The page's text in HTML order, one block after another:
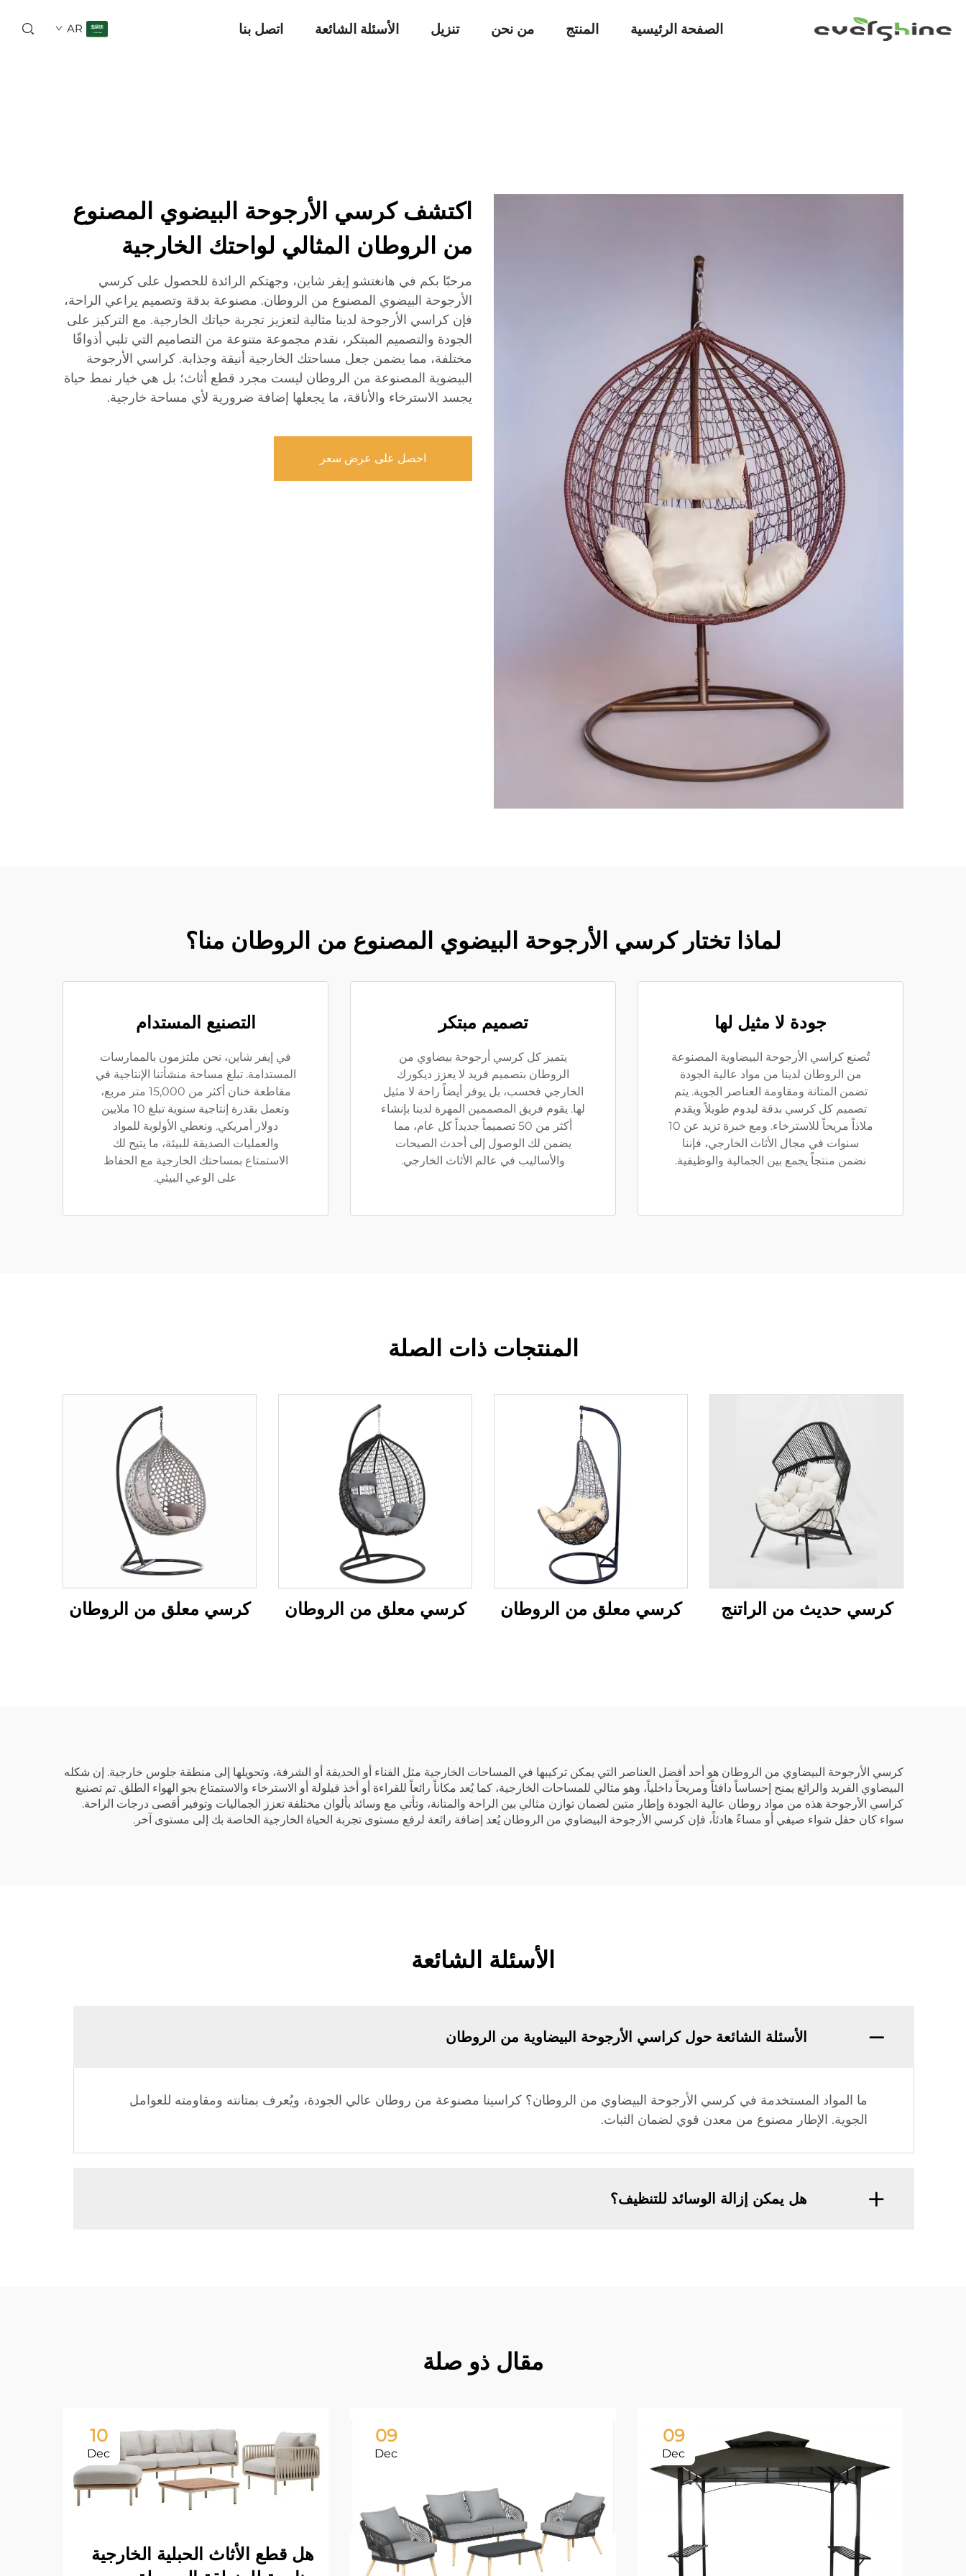
الصفحة الرئيسية المنتج من نحن تنزيل الأسئلة الشائعة اتصل بنا AR
اكتشف كرسي الأرجوحة البيضوي المصنوع
من الروطان المثالي لواحتك الخارجية
مرحبًا بكم في هانغتشو إيفر شاين، وجهتكم الرائدة للحصول على كرسي
الأرجوحة البيضوي المصنوع من الروطان. مصنوعة بدقة وتصميم يراعي الراحة،
فإن كراسي الأرجوحة لدينا مثالية لتعزيز تجربة حياتك الخارجية. مع التركيز على
الجودة والتصميم المبتكر، نقدم مجموعة متنوعة من التصاميم التي تلبي أذواقًا
مختلفة، مما يضمن جعل مساحتك الخارجية أنيقة وجذابة. كراسي الأرجوحة
البيضوية المصنوعة من الروطان ليست مجرد قطع أثاث؛ بل هي خيار نمط حياة
يجسد الاسترخاء والأناقة، ما يجعلها إضافة ضرورية لأي مساحة خارجية.
احصل على عرض سعر
لماذا تختار كرسي الأرجوحة البيضوي المصنوع من الروطان منا؟
جودة لا مثيل لها
تُصنع كراسي الأرجوحة البيضاوية المصنوعة
من الروطان لدينا من مواد عالية الجودة
تضمن المتانة ومقاومة العناصر الجوية. يتم
تصميم كل كرسي بدقة ليدوم طويلاً ويقدم
ملاذاً مريحاً للاسترخاء. ومع خبرة تزيد عن 10
سنوات في مجال الأثاث الخارجي، فإننا
نضمن منتجاً يجمع بين الجمالية والوظيفية.
تصميم مبتكر
يتميز كل كرسي أرجوحة بيضاوي من
الروطان بتصميم فريد لا يعزز ديكورك
الخارجي فحسب، بل يوفر أيضاً راحة لا مثيل
لها. يقوم فريق المصممين المهرة لدينا بإنشاء
أكثر من 50 تصميماً جديداً كل عام، مما
يضمن لك الوصول إلى أحدث الصيحات
والأساليب في عالم الأثاث الخارجي.
التصنيع المستدام
في إيفر شاين، نحن ملتزمون بالممارسات
المستدامة. تبلغ مساحة منشأتنا الإنتاجية في
مقاطعة خنان أكثر من 15,000 متر مربع،
وتعمل بقدرة إنتاجية سنوية تبلغ 10 ملايين
دولار أمريكي. ونعطي الأولوية للمواد
والعمليات الصديقة للبيئة، ما يتيح لك
الاستمتاع بمساحتك الخارجية مع الحفاظ
على الوعي البيئي.
المنتجات ذات الصلة
كرسي حديث من الراتنج كرسي معلق من الروطان كرسي معلق من الروطان كرسي معلق من الروطان
كرسي الأرجوحة البيضاوي من الروطان هو أحد أفضل العناصر التي يمكن تركيبها في المساحات الخارجية مثل الفناء أو الحديقة أو الشرفة، وتحويلها إلى منطقة جلوس خارجية. إن شكله
البيضاوي الفريد والرائع يمنح إحساساً دافئاً ومريحاً داخلياً، وهو مثالي للمساحات الخارجية، كما يُعد مكاناً رائعاً للقراءة أو أخذ قيلولة أو الاسترخاء والاستمتاع بجو الهواء الطلق. تم تصنيع
كراسي الأرجوحة هذه من مواد روطان عالية الجودة وإطار متين لضمان توازن مثالي بين الراحة والمتانة، وتأتي مع وسائد بألوان مختلفة تعزز الجماليات وتوفير أقصى درجات الراحة.
سواء كان حفل شواء صيفي أو مساءً هادئاً، فإن كرسي الأرجوحة البيضاوي من الروطان يُعد إضافة رائعة لرفع مستوى تجربة الحياة الخارجية الخاصة بك إلى مستوى آخر.
الأسئلة الشائعة
الأسئلة الشائعة حول كراسي الأرجوحة البيضاوية من الروطان
ما المواد المستخدمة في كرسي الأرجوحة البيضاوي من الروطان؟ كراسينا مصنوعة من روطان عالي الجودة، ويُعرف بمتانته ومقاومته للعوامل
الجوية. الإطار مصنوع من معدن قوي لضمان الثبات.
هل يمكن إزالة الوسائد للتنظيف؟
مقال ذو صلة
09
Dec
09
Dec
10
Dec
هل قطع الأثاث الحبلية الخارجية